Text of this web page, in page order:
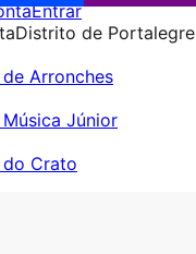
Entrar
Distrito de Portalegre
Arronches
Júnior
do Crato